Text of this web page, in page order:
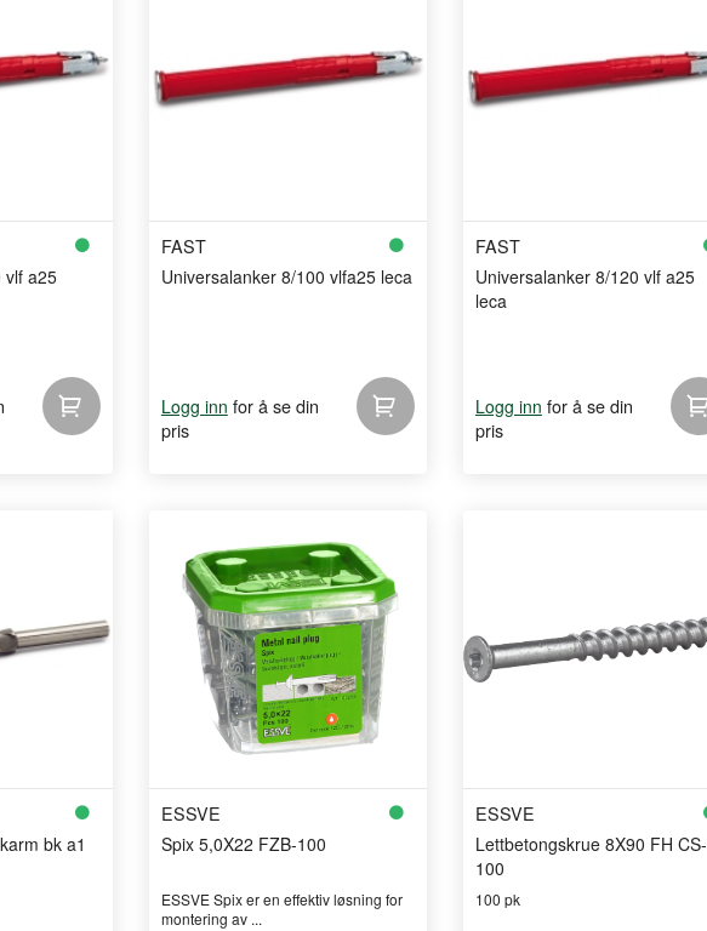
vlf a25
FAST
Universalanker 8/100 vlfa25 leca
Logg inn for å se din
pris
FAST
Universalanker 8/120 vlf a25
leca
Logg inn for å se din
pris
bk a1
ESSVE
Spix 5,0X22 FZB-100
ESSVE Spix er en effektiv løsning for
montering av ...
ESSVE
Lettbetongskrue 8X90 FH CS-
100
100 pk